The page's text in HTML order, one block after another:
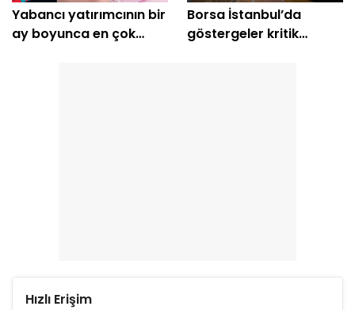
Yabancı yatırımcının bir
ay boyunca en çok
Borsa İstanbul’da
göstergeler kritik
Hızlı Erişim